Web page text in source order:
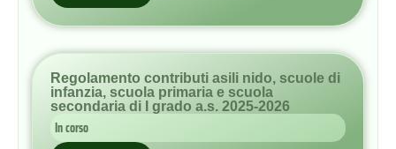
In corso
Regolamento solidarietà 2026